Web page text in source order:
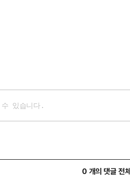
0 개의 댓글 전